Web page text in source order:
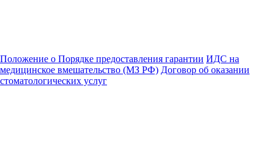
Положение о Порядке предоставления гарантии ИДС на
медицинское вмешательство (МЗ РФ) Договор об оказании
стоматологических услуг